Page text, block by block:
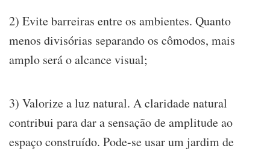
2) Evite barreiras entre os ambientes. Quanto
menos divisórias separando os cômodos, mais
amplo será o alcance visual;
3) Valorize a luz natural. A claridade natural
contribui para dar a sensação de amplitude ao
espaço construído. Pode-se usar um jardim de